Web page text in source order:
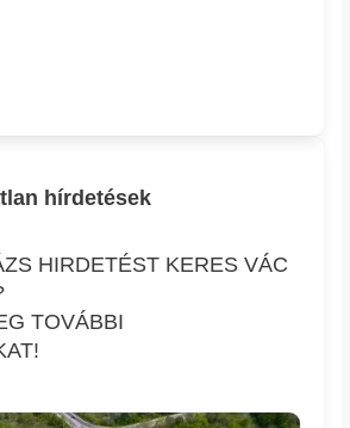
hírdetések
HIRDETÉST KERES VÁC
TOVÁBBI